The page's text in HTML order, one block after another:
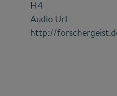
H4
Audio Url
http://